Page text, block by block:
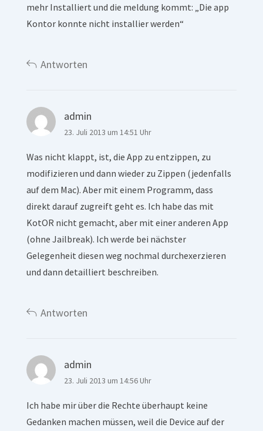
mehr Installiert und die meldung kommt: „Die app
Kontor konnte nicht installier werden“
Antworten
admin
23. Juli 2013 um 14:51 Uhr
Was nicht klappt, ist, die App zu entzippen, zu
modifizieren und dann wieder zu Zippen (jedenfalls
auf dem Mac). Aber mit einem Programm, dass
direkt darauf zugreift geht es. Ich habe das mit
KotOR nicht gemacht, aber mit einer anderen App
(ohne Jailbreak). Ich werde bei nächster
Gelegenheit diesen weg nochmal durchexerzieren
und dann detailliert beschreiben.
Antworten
admin
23. Juli 2013 um 14:56 Uhr
Ich habe mir über die Rechte überhaupt keine
Gedanken machen müssen, weil die Device auf der